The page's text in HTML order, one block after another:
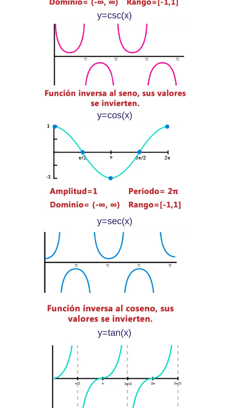
y=csc(x)
y=cos(x)
y=sec(x)
y=tan(x)